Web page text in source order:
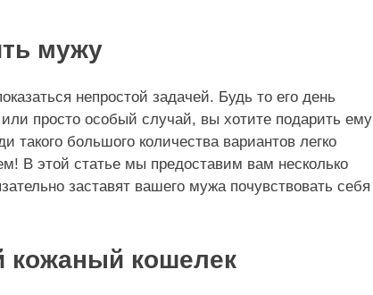
мужу
непростой задачей. Будь то его день
просто особый случай, вы хотите подарить ему
большого количества вариантов легко
В этой статье мы предоставим вам несколько
заставят вашего мужа почувствовать себя
кожаный кошелек